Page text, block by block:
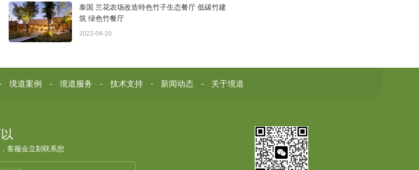
泰国 兰花农场改造特色竹子生态餐厅 低碳竹建
筑 绿色竹餐厅
2023-04-20
境道案例 境道服务 技术支持 新闻动态 关于境道
客服会立刻联系您